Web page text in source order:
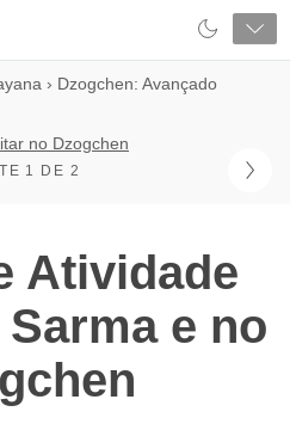
› Dzogchen: Avançado
no Dzogchen
1 DE 2
Atividade
e no